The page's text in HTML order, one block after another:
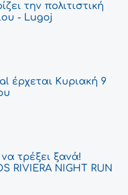
την πολιτιστική
- Lugoj
έρχεται Κυριακή 9
τρέξει ξανά!
RIVIERA NIGHT RUN